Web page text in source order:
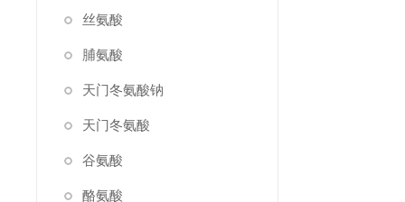
丝氨酸
脯氨酸
天门冬氨酸钠
天门冬氨酸
谷氨酸
酪氨酸